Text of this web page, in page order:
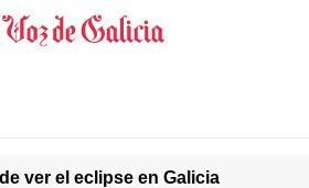
ver el eclipse en Galicia